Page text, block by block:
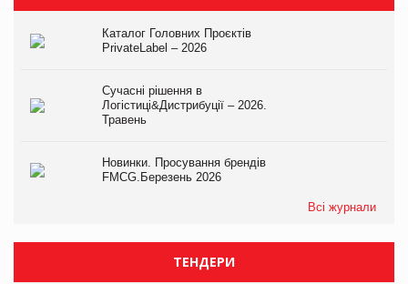
Каталог Головних Проєктів
PrivateLabel – 2026
Сучасні рішення в
Логістиці&Дистрибуції – 2026.
Травень
Новинки. Просування брендів
FMCG.Березень 2026
Всі журнали
ТЕНДЕРИ